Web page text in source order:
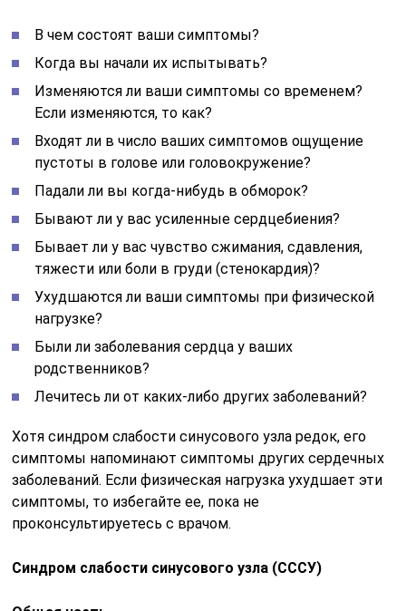
В чем состоят ваши симптомы?
Когда вы начали их испытывать?
Изменяются ли ваши симптомы со временем?
Если изменяются, то как?
Входят ли в число ваших симптомов ощущение
пустоты в голове или головокружение?
Падали ли вы когда-нибудь в обморок?
Бывают ли у вас усиленные сердцебиения?
Бывает ли у вас чувство сжимания, сдавления,
тяжести или боли в груди (стенокардия)?
Ухудшаются ли ваши симптомы при физической
нагрузке?
Были ли заболевания сердца у ваших
родственников?
Лечитесь ли от каких-либо других заболеваний?
Хотя синдром слабости синусового узла редок, его
симптомы напоминают симптомы других сердечных
заболеваний. Если физическая нагрузка ухудшает эти
симптомы, то избегайте ее, пока не
проконсультируетесь с врачом.
Синдром слабости синусового узла (СССУ)